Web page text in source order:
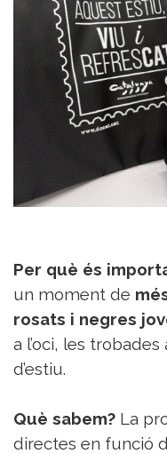
Per què és
un moment de
rosats i negres
a l’oci, les trobades
d’estiu.
Què sabem? La
directes en funció